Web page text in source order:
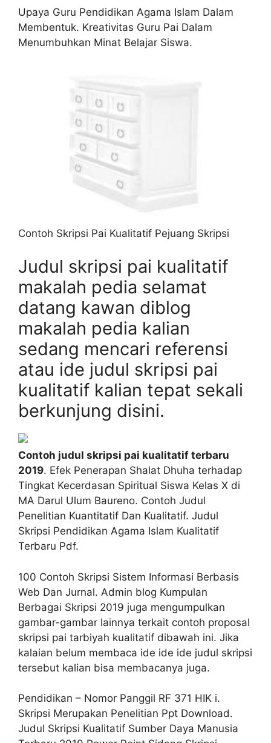
Upaya Guru Pendidikan Agama Islam Dalam
Membentuk. Kreativitas Guru Pai Dalam
Menumbuhkan Minat Belajar Siswa.
Contoh Skripsi Pai Kualitatif Pejuang Skripsi
Judul skripsi pai kualitatif
makalah pedia selamat
datang kawan diblog
makalah pedia kalian
sedang mencari referensi
atau ide judul skripsi pai
kualitatif kalian tepat sekali
berkunjung disini.
Contoh judul skripsi pai kualitatif terbaru
2019. Efek Penerapan Shalat Dhuha terhadap
Tingkat Kecerdasan Spiritual Siswa Kelas X di
MA Darul Ulum Baureno. Contoh Judul
Penelitian Kuantitatif Dan Kualitatif. Judul
Skripsi Pendidikan Agama Islam Kualitatif
Terbaru Pdf.
100 Contoh Skripsi Sistem Informasi Berbasis
Web Dan Jurnal. Admin blog Kumpulan
Berbagai Skripsi 2019 juga mengumpulkan
gambar-gambar lainnya terkait contoh proposal
skripsi pai tarbiyah kualitatif dibawah ini. Jika
kalaian belum membaca ide ide ide judul skripsi
tersebut kalian bisa membacanya juga.
Pendidikan – Nomor Panggil RF 371 HIK i.
Skripsi Merupakan Penelitian Ppt Download.
Judul Skripsi Kualitatif Sumber Daya Manusia